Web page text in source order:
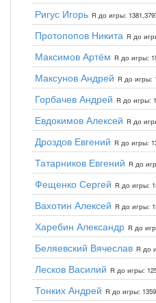
Ригус Игорь R до игры:
Протопопов Никита R до
Максимов Артём R до игры:
Максунов Андрей R до игры:
Горбачев Андрей R до игры:
Евдокимов Алексей R до
Дроздов Евгений R до игры:
Татарников Евгений R до
Фещенко Сергей R до игры:
Вахотин Алексей R до игры:
Харебин Александр R до
Беляевский Вячеслав R до
Лесков Василий R до игры:
Тонких Андрей R до игры: